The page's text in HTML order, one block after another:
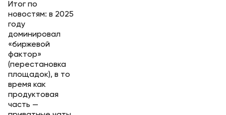
Итог по
новостям: в 2025
году
доминировал
«биржевой
фактор»
(перестановка
площадок), в то
время как
продуктовая
часть —